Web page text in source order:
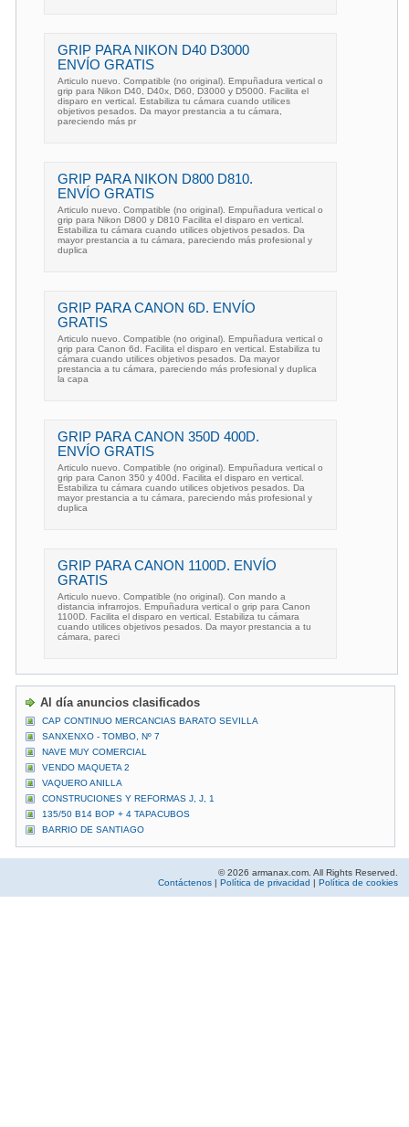
GRIP PARA NIKON D40 D3000
ENVÍO GRATIS
Articulo nuevo. Compatible (no original). Empuñadura vertical o
grip para Nikon D40, D40x, D60, D3000 y D5000. Facilita el
disparo en vertical. Estabiliza tu cámara cuando utilices
objetivos pesados. Da mayor prestancia a tu cámara,
pareciendo más pr
GRIP PARA NIKON D800 D810.
ENVÍO GRATIS
Articulo nuevo. Compatible (no original). Empuñadura vertical o
grip para Nikon D800 y D810 Facilita el disparo en vertical.
Estabiliza tu cámara cuando utilices objetivos pesados. Da
mayor prestancia a tu cámara, pareciendo más profesional y
duplica
GRIP PARA CANON 6D. ENVÍO
GRATIS
Articulo nuevo. Compatible (no original). Empuñadura vertical o
grip para Canon 6d. Facilita el disparo en vertical. Estabiliza tu
cámara cuando utilices objetivos pesados. Da mayor
prestancia a tu cámara, pareciendo más profesional y duplica
la capa
GRIP PARA CANON 350D 400D.
ENVÍO GRATIS
Articulo nuevo. Compatible (no original). Empuñadura vertical o
grip para Canon 350 y 400d. Facilita el disparo en vertical.
Estabiliza tu cámara cuando utilices objetivos pesados. Da
mayor prestancia a tu cámara, pareciendo más profesional y
duplica
GRIP PARA CANON 1100D. ENVÍO
GRATIS
Articulo nuevo. Compatible (no original). Con mando a
distancia infrarrojos. Empuñadura vertical o grip para Canon
1100D. Facilita el disparo en vertical. Estabiliza tu cámara
cuando utilices objetivos pesados. Da mayor prestancia a tu
cámara, pareci
Al día anuncios clasificados
CAP CONTINUO MERCANCIAS BARATO SEVILLA
SANXENXO - TOMBO, Nº 7
NAVE MUY COMERCIAL
VENDO MAQUETA 2
VAQUERO ANILLA
CONSTRUCIONES Y REFORMAS J, J, 1
135/50 B14 BOP + 4 TAPACUBOS
BARRIO DE SANTIAGO
© 2026 armanax.com. All Rights Reserved.
Contáctenos | Política de privacidad | Política de cookies